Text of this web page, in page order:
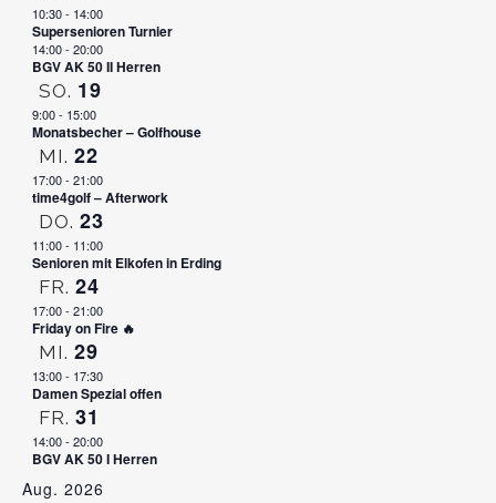
10:30- 14:00
Supersenioren Turnier
14:00- 20:00
BGV AK 50 II Herren
SO. 19
9:00- 15:00
Monatsbecher – Golfhouse
MI. 22
17:00- 21:00
time4golf – Afterwork
DO. 23
11:00- 11:00
Senioren mit Elkofen in Erding
FR. 24
17:00- 21:00
Friday on Fire 🔥
MI. 29
13:00- 17:30
Damen Spezial offen
FR. 31
14:00- 20:00
BGV AK 50 I Herren
Aug. 2026